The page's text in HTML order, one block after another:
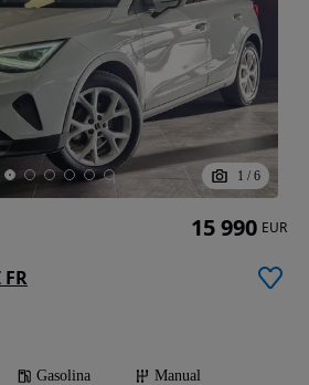
1 / 6
Gasolina
Manual
15 990 EUR